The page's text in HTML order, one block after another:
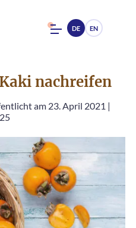
DE EN
nachreifen
am 23. April 2021 |